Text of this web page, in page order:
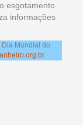
esgotamento
informações
Mundial do
.